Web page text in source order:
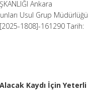
Ankara
Usul Grup Müdürlüğü
1808]-161290 Tarih:
Kaydı İçin Yeterli